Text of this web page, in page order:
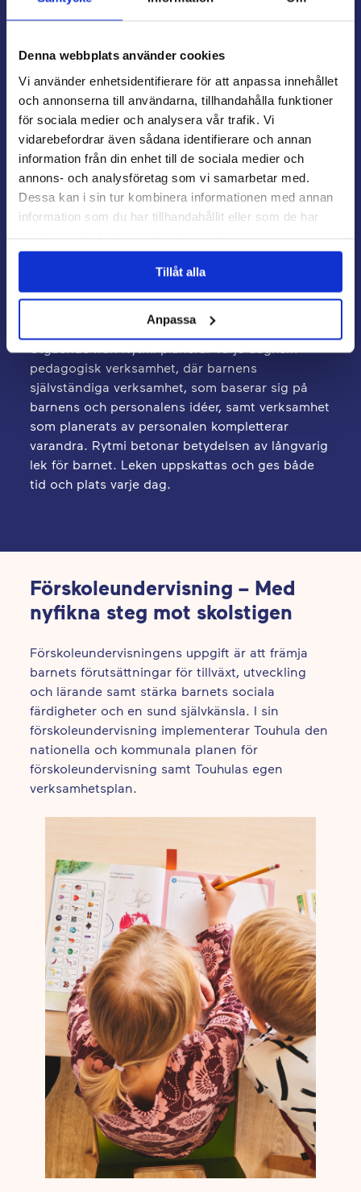
Denna webbplats använder cookies
Vi använder enhetsidentifierare för att anpassa innehållet
och annonserna till användarna, tillhandahålla funktioner
för sociala medier och analysera vår trafik. Vi
vidarebefordrar även sådana identifierare och annan
information från din enhet till de sociala medier och
annons- och analysföretag som vi samarbetar med.
Dessa kan i sin tur kombinera informationen med annan
information som du har tillhandahållit eller som de har
Tillåt alla
Anpassa
Syftet med Rytmi är att ge en ram
för daghemmets planeringsarbete.
Touhula Rytmi
Touhulas egen årsplan Touhula Rytmi (rytmen)
bygger på de nationella grunderna för planen för
småbarnspedagogik och har iakttagit alla
övergripande lärande. Vi utarbetar daghemmets
årsplan enligt Touhula Rytmi och ställer fram
planen på daghemmet för att läsas av
pedagogisk verksamhet, där barnens
självständiga verksamhet, som baserar sig på
barnens och personalens idéer, samt verksamhet
som planerats av personalen kompletterar
varandra. Rytmi betonar betydelsen av långvarig
lek för barnet. Leken uppskattas och ges både
tid och plats varje dag.
Förskoleundervisning – Med
nyfikna steg mot skolstigen
Förskoleundervisningens uppgift är att främja
barnets förutsättningar för tillväxt, utveckling
och lärande samt stärka barnets sociala
färdigheter och en sund självkänsla. I sin
förskoleundervisning implementerar Touhula den
nationella och kommunala planen för
förskoleundervisning samt Touhulas egen
verksamhetsplan.